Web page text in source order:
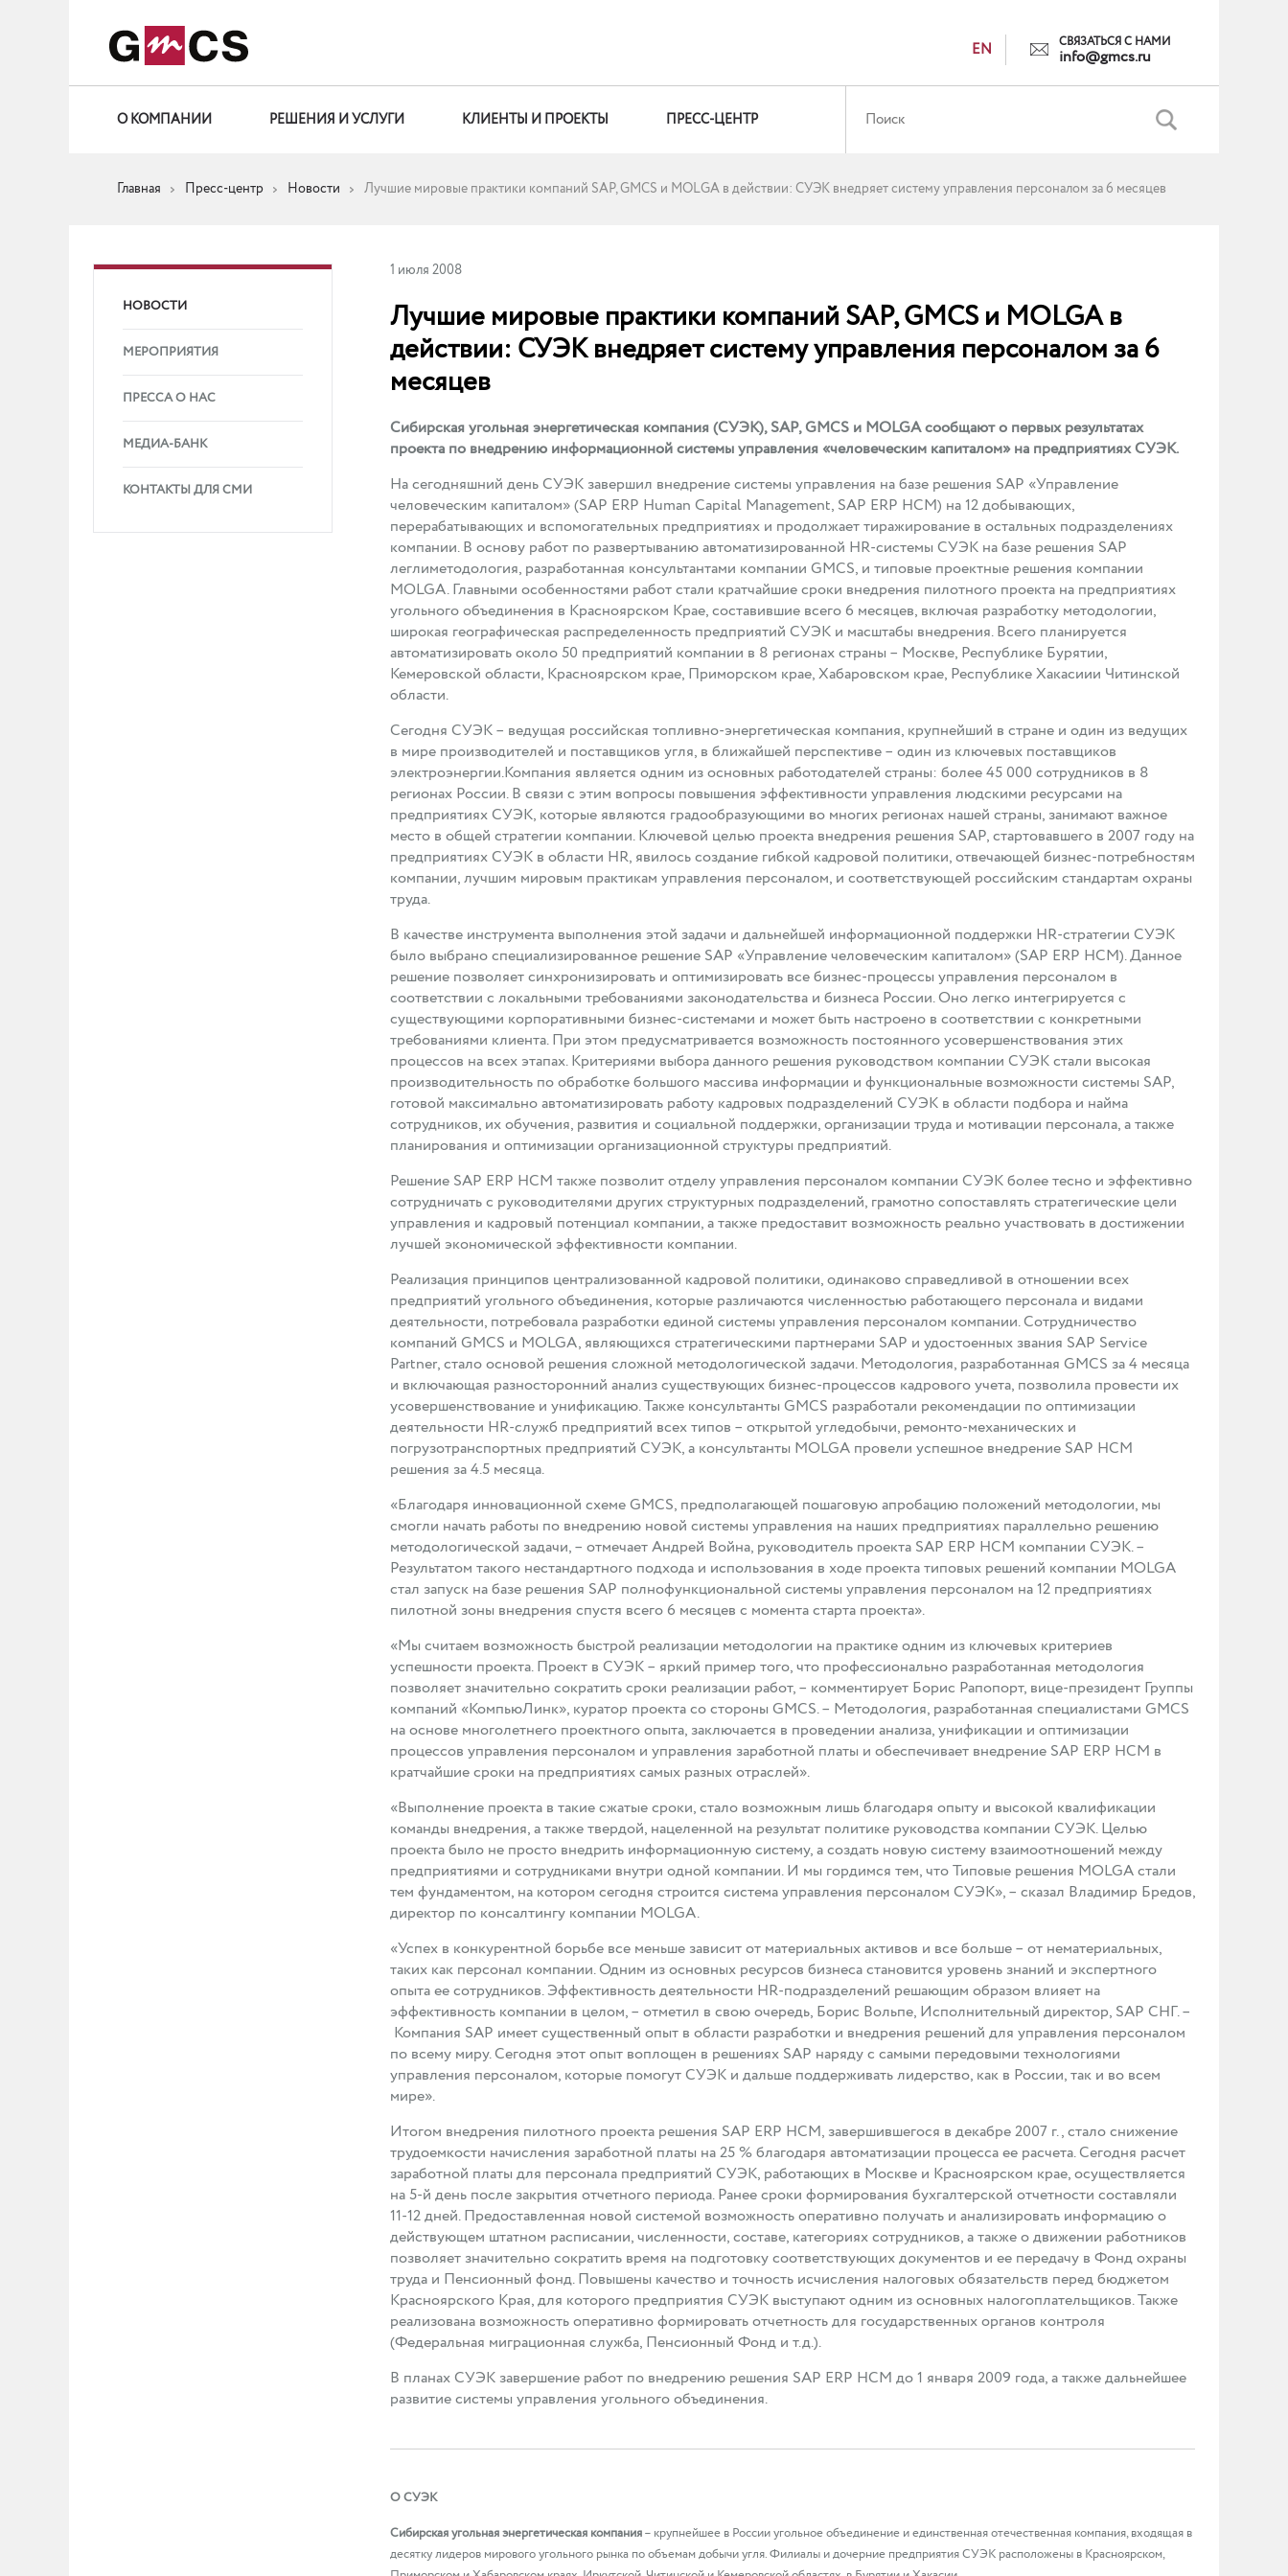
EN СВЯЗАТЬСЯ С НАМИ
info@gmcs.ru
О КОМПАНИИ РЕШЕНИЯ И УСЛУГИ КЛИЕНТЫ И ПРОЕКТЫ ПРЕСС-ЦЕНТР
Главная Пресс-центр Новости Лучшие мировые практики компаний SAP, GMCS и MOLGA в действии: СУЭК внедряет систему управления персоналом за 6 месяцев
НОВОСТИ
МЕРОПРИЯТИЯ
ПРЕССА О НАС
МЕДИА-БАНК
КОНТАКТЫ ДЛЯ СМИ
1 июля 2008
Лучшие мировые практики компаний SAP, GMCS и MOLGA в
действии: СУЭК внедряет систему управления персоналом за 6
месяцев
Сибирская угольная энергетическая компания (СУЭК), SAP, GMCS и MOLGA сообщают о первых результатах
проекта по внедрению информационной системы управления «человеческим капиталом» на предприятиях СУЭК.
На сегодняшний день СУЭК завершил внедрение системы управления на базе решения SAP «Управление
человеческим капиталом» (SAP ERP Human Capital Management, SAP ERP HCM) на 12 добывающих,
перерабатывающих и вспомогательных предприятиях и продолжает тиражирование в остальных подразделениях
компании. В основу работ по развертыванию автоматизированной HR-системы СУЭК на базе решения SAP
леглиметодология, разработанная консультантами компании GMCS, и типовые проектные решения компании
MOLGA. Главными особенностями работ стали кратчайшие сроки внедрения пилотного проекта на предприятиях
угольного объединения в Красноярском Крае, составившие всего 6 месяцев, включая разработку методологии,
широкая географическая распределенность предприятий СУЭК и масштабы внедрения. Всего планируется
автоматизировать около 50 предприятий компании в 8 регионах страны – Москве, Республике Бурятии,
Кемеровской области, Красноярском крае, Приморском крае, Хабаровском крае, Республике Хакасиии Читинской
области.
Сегодня СУЭК – ведущая российская топливно-энергетическая компания, крупнейший в стране и один из ведущих
в мире производителей и поставщиков угля, в ближайшей перспективе – один из ключевых поставщиков
электроэнергии.Компания является одним из основных работодателей страны: более 45 000 сотрудников в 8
регионах России. В связи с этим вопросы повышения эффективности управления людскими ресурсами на
предприятиях СУЭК, которые являются градообразующими во многих регионах нашей страны, занимают важное
место в общей стратегии компании. Ключевой целью проекта внедрения решения SAP, стартовавшего в 2007 году на
предприятиях CУЭК в области HR, явилось создание гибкой кадровой политики, отвечающей бизнес-потребностям
компании, лучшим мировым практикам управления персоналом, и соответствующей российским стандартам охраны
труда.
В качестве инструмента выполнения этой задачи и дальнейшей информационной поддержки HR-стратегии СУЭК
было выбрано специализированное решение SAP «Управление человеческим капиталом» (SAP ERP HCM). Данное
решение позволяет синхронизировать и оптимизировать все бизнес-процессы управления персоналом в
соответствии с локальными требованиями законодательства и бизнеса России. Оно легко интегрируется с
существующими корпоративными бизнес-системами и может быть настроено в соответствии с конкретными
требованиями клиента. При этом предусматривается возможность постоянного усовершенствования этих
процессов на всех этапах. Критериями выбора данного решения руководством компании СУЭК стали высокая
производительность по обработке большого массива информации и функциональные возможности системы SAP,
готовой максимально автоматизировать работу кадровых подразделений СУЭК в области подбора и найма
сотрудников, их обучения, развития и социальной поддержки, организации труда и мотивации персонала, а также
планирования и оптимизации организационной структуры предприятий.
Решение SAP ERP HCM также позволит отделу управления персоналом компании СУЭК более тесно и эффективно
сотрудничать с руководителями других структурных подразделений, грамотно сопоставлять стратегические цели
управления и кадровый потенциал компании, а также предоставит возможность реально участвовать в достижении
лучшей экономической эффективности компании.
Реализация принципов централизованной кадровой политики, одинаково справедливой в отношении всех
предприятий угольного объединения, которые различаются численностью работающего персонала и видами
деятельности, потребовала разработки единой системы управления персоналом компании. Сотрудничество
компаний GMCS и MOLGA, являющихся стратегическими партнерами SAP и удостоенных звания SAP Service
Partner, стало основой решения сложной методологической задачи. Методология, разработанная GMCS за 4 месяца
и включающая разносторонний анализ существующих бизнес-процессов кадрового учета, позволила провести их
усовершенствование и унификацию. Также консультанты GMCS разработали рекомендации по оптимизации
деятельности HR-служб предприятий всех типов – открытой угледобычи, ремонто-механических и
погрузотранспортных предприятий СУЭК, а консультанты MOLGA провели успешное внедрение SAP HCM
решения за 4.5 месяца.
«Благодаря инновационной схеме GMCS, предполагающей пошаговую апробацию положений методологии, мы
смогли начать работы по внедрению новой системы управления на наших предприятиях параллельно решению
методологической задачи, – отмечает Андрей Война, руководитель проекта SAP ERP HCM компании CУЭК. –
Результатом такого нестандартного подхода и использования в ходе проекта типовых решений компании MOLGA
стал запуск на базе решения SAP полнофункциональной системы управления персоналом на 12 предприятиях
пилотной зоны внедрения спустя всего 6 месяцев с момента старта проекта».
«Мы считаем возможность быстрой реализации методологии на практике одним из ключевых критериев
успешности проекта. Проект в СУЭК – яркий пример того, что профессионально разработанная методология
позволяет значительно сократить сроки реализации работ, – комментирует Борис Рапопорт, вице-президент Группы
компаний «КомпьюЛинк», куратор проекта со стороны GMCS. – Методология, разработанная специалистами GMCS
на основе многолетнего проектного опыта, заключается в проведении анализа, унификации и оптимизации
процессов управления персоналом и управления заработной платы и обеспечивает внедрение SAP ERP НСМ в
кратчайшие сроки на предприятиях самых разных отраслей».
«Выполнение проекта в такие сжатые сроки, стало возможным лишь благодаря опыту и высокой квалификации
команды внедрения, а также твердой, нацеленной на результат политике руководства компании СУЭК. Целью
проекта было не просто внедрить информационную систему, а создать новую систему взаимоотношений между
предприятиями и сотрудниками внутри одной компании. И мы гордимся тем, что Типовые решения MOLGA стали
тем фундаментом, на котором сегодня строится система управления персоналом СУЭК», – сказал Владимир Бредов,
директор по консалтингу компании MOLGA.
«Успех в конкурентной борьбе все меньше зависит от материальных активов и все больше – от нематериальных,
таких как персонал компании. Одним из основных ресурсов бизнеса становится уровень знаний и экспертного
опыта ее сотрудников. Эффективность деятельности HR-подразделений решающим образом влияет на
эффективность компании в целом, – отметил в свою очередь, Борис Вольпе, Исполнительный директор, SAP СНГ. –
Компания SAP имеет существенный опыт в области разработки и внедрения решений для управления персоналом
по всему миру. Сегодня этот опыт воплощен в решениях SAP наряду с самыми передовыми технологиями
управления персоналом, которые помогут СУЭК и дальше поддерживать лидерство, как в России, так и во всем
мире».
Итогом внедрения пилотного проекта решения SAP ERP HCM, завершившегося в декабре 2007 г., стало снижение
трудоемкости начисления заработной платы на 25 % благодаря автоматизации процесса ее расчета. Сегодня расчет
заработной платы для персонала предприятий CУЭК, работающих в Москве и Красноярском крае, осуществляется
на 5-й день после закрытия отчетного периода. Ранее сроки формирования бухгалтерской отчетности составляли
11-12 дней. Предоставленная новой системой возможность оперативно получать и анализировать информацию о
действующем штатном расписании, численности, составе, категориях сотрудников, а также о движении работников
позволяет значительно сократить время на подготовку соответствующих документов и ее передачу в Фонд охраны
труда и Пенсионный фонд. Повышены качество и точность исчисления налоговых обязательств перед бюджетом
Красноярского Края, для которого предприятия CУЭК выступают одним из основных налогоплательщиков. Также
реализована возможность оперативно формировать отчетность для государственных органов контроля
(Федеральная миграционная служба, Пенсионный Фонд и т.д.).
В планах СУЭК завершение работ по внедрению решения SAP ERP HCM до 1 января 2009 года, а также дальнейшее
развитие системы управления угольного объединения.
О СУЭК
Сибирская угольная энергетическая компания– крупнейшее в России угольное объединение и единственная отечественная компания, входящая в
десятку лидеров мирового угольного рынка по объемам добычи угля. Филиалы и дочерние предприятия СУЭК расположены в Красноярском,